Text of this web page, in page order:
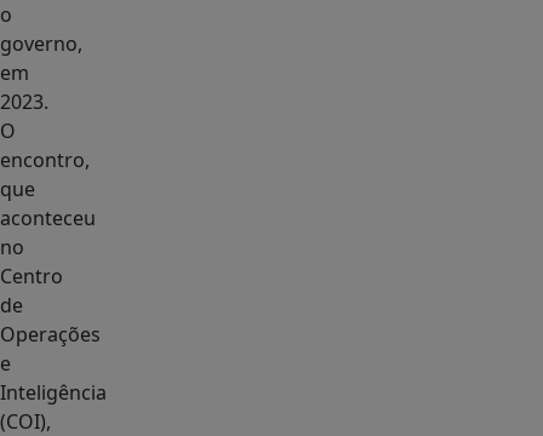
o
governo,
em
2023.
O
encontro,
que
aconteceu
no
Centro
de
Operações
e
Inteligência
(COI),